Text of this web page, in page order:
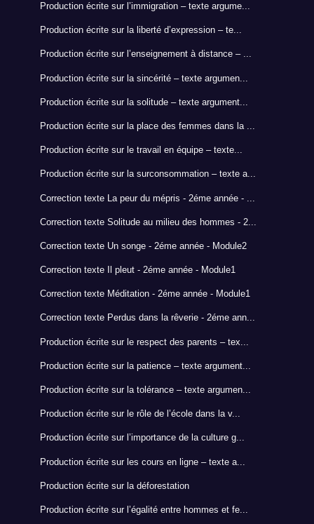
Production écrite sur l’immigration – texte argume...
Production écrite sur la liberté d’expression – te...
Production écrite sur l’enseignement à distance – ...
Production écrite sur la sincérité – texte argumen...
Production écrite sur la solitude – texte argument...
Production écrite sur la place des femmes dans la ...
Production écrite sur le travail en équipe – texte...
Production écrite sur la surconsommation – texte a...
Correction texte La peur du mépris - 2éme année - ...
Correction texte Solitude au milieu des hommes - 2...
Correction texte Un songe - 2éme année - Module2
Correction texte Il pleut - 2éme année - Module1
Correction texte Méditation - 2éme année - Module1
Correction texte Perdus dans la rêverie - 2éme ann...
Production écrite sur le respect des parents – tex...
Production écrite sur la patience – texte argument...
Production écrite sur la tolérance – texte argumen...
Production écrite sur le rôle de l’école dans la v...
Production écrite sur l’importance de la culture g...
Production écrite sur les cours en ligne – texte a...
Production écrite sur la déforestation
Production écrite sur l’égalité entre hommes et fe...